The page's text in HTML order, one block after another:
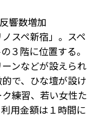
響数増加
スペ新宿」。スペ
３階に位置する。
ンなどが設えられ
で、ひな壇が設け
練習、若い女性た
用金額は１時間に